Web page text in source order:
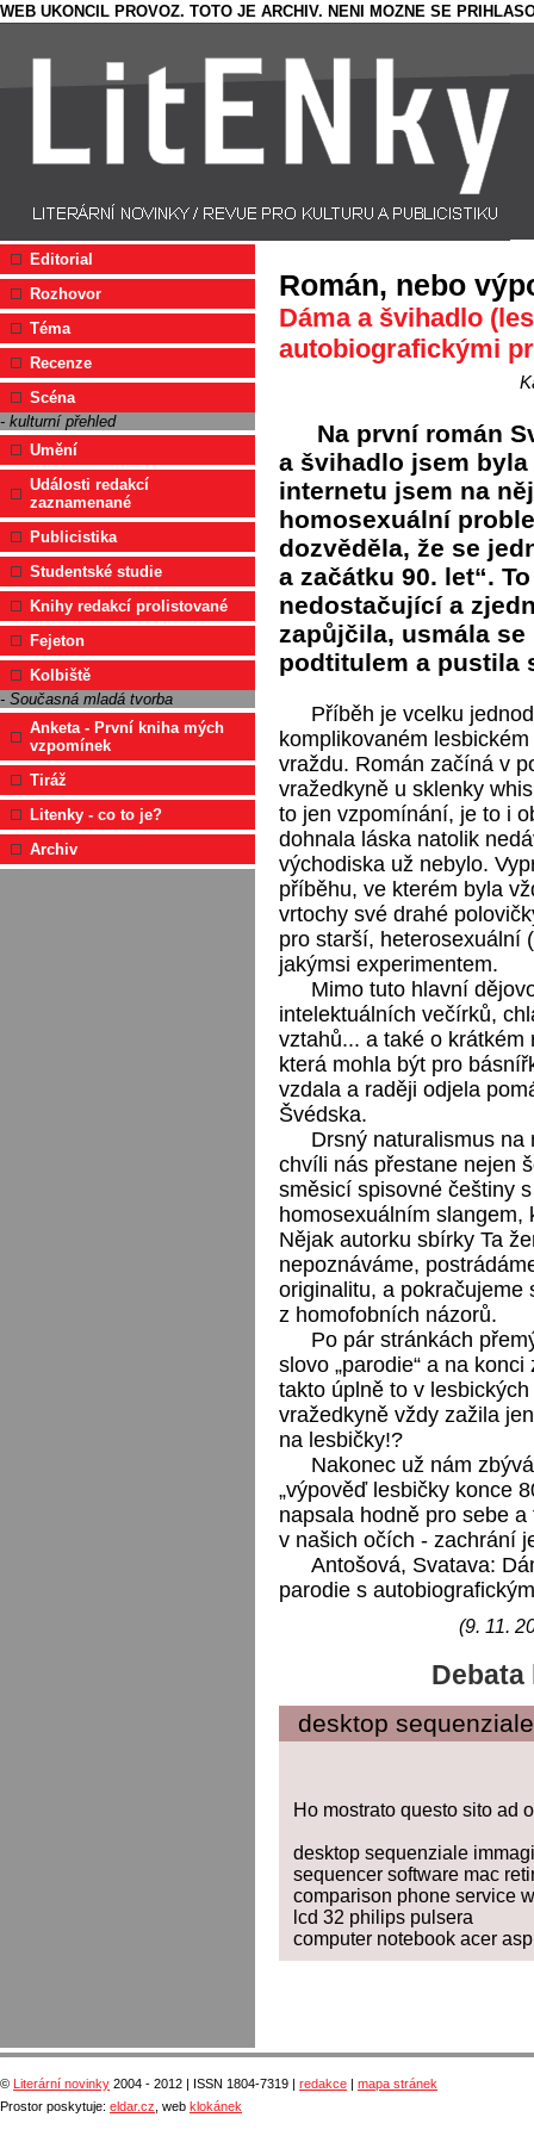
WEB UKONCIL PROVOZ. TOTO JE ARCHIV. NENI MOZNE SE
Editorial
Rozhovor
Téma
Recenze
Scéna
- kulturní přehled
Umění
Události redakcí
zaznamenané
Publicistika
Studentské studie
Knihy redakcí prolistované
Fejeton
Kolbiště
- Současná mladá tvorba
Anketa - První kniha mých
vzpomínek
Tiráž
Litenky - co to je?
Archiv
Román, nebo
Dáma a švihadlo
autobiografickými
Na první román
a švihadlo jsem
internetu jsem na
homosexuální
dozvěděla, že se
a začátku 90. let“.
nedostačující a
zapůjčila, usmála
podtitulem a pustila
Příběh je vcelku
komplikovaném
vraždu. Román začíná v
vražedkyně u sklenky
to jen vzpomínání, je to i
dohnala láska natolik
východiska už nebylo.
příběhu, ve kterém byla
vrtochy své drahé
pro starší, heterosexuální
jakýmsi experimentem.
Mimo tuto hlavní
intelektuálních večírků,
vztahů... a také o
která mohla být pro
vzdala a raději odjela
Švédska.
Drsný naturalismus na
chvíli nás přestane nejen
směsicí spisovné češtiny
homosexuálním slangem,
Nějak autorku sbírky Ta
nepoznáváme,
originalitu, a pokračujeme
z homofobních názorů.
Po pár stránkách
slovo „parodie“ a na
takto úplně to v
vražedkyně vždy zažila
na lesbičky!?
Nakonec už nám
„výpověď lesbičky konce
napsala hodně pro sebe
v našich očích - zachrání
Antošová, Svatava:
parodie s
(9. 11.
Debata
desktop
Ho mostrato questo sito ad
desktop sequenziale
sequencer software mac
comparison phone service
lcd 32 philips pulsera
computer notebook acer
© Literární novinky 2004 - 2012 | ISSN 1804-7319 | redakce
mapa stránek
Prostor poskytuje: eldar.cz , web klokánek